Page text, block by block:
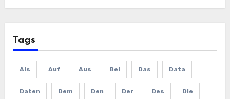
Tags
Als Auf Aus Bei Das Data
Daten Dem Den Der Des Die